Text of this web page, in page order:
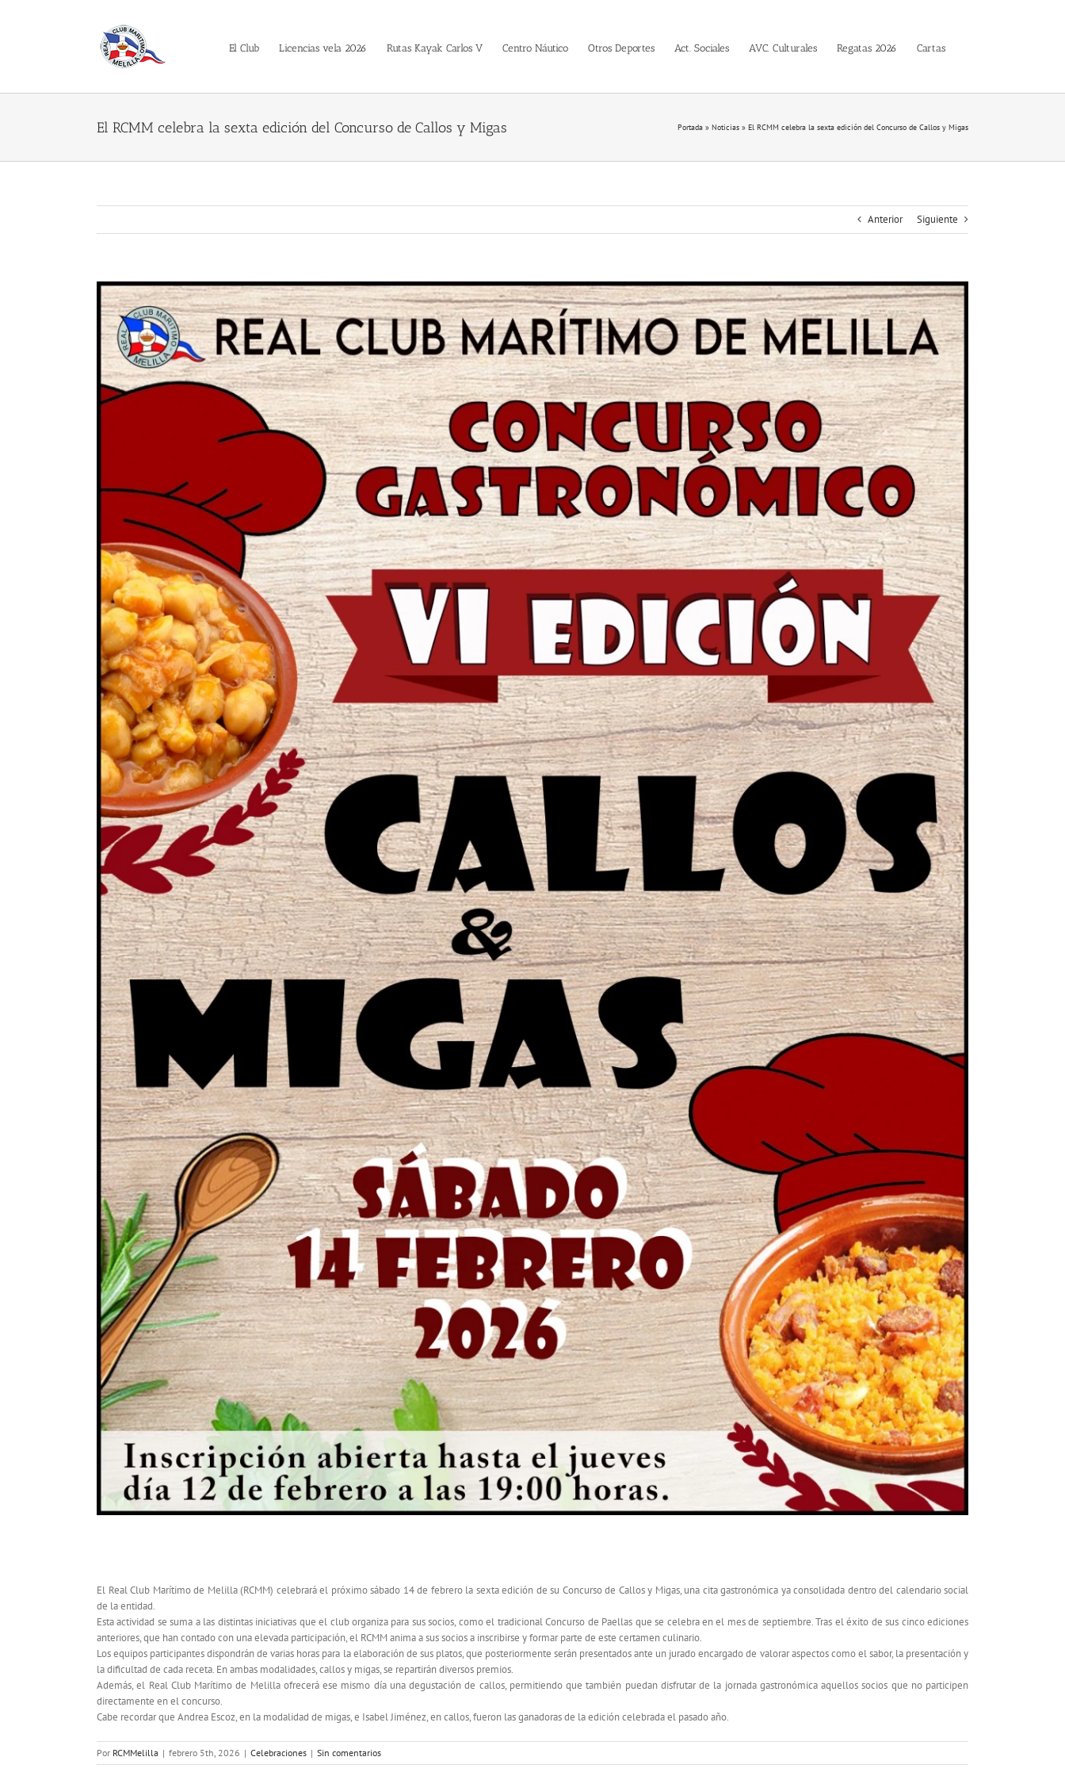
El Club Licencias vela 2026 Rutas Kayak Carlos V Centro Náutico Otros Deportes Act. Sociales AVC. Culturales Regatas 2026 Cartas
El RCMM celebra la sexta edición del Concurso de Callos y Migas Portada » Noticias » El RCMM celebra la sexta edición del Concurso de Callos y Migas
Anterior Siguiente
Ver
imagen
más
grande
El Real Club Marítimo de Melilla (RCMM) celebrará el próximo sábado 14 de febrero la sexta edición de su Concurso de Callos y Migas, una cita gastronómica ya consolidada dentro del calendario social
de la entidad.
Esta actividad se suma a las distintas iniciativas que el club organiza para sus socios, como el tradicional Concurso de Paellas que se celebra en el mes de septiembre. Tras el éxito de sus cinco ediciones
anteriores, que han contado con una elevada participación, el RCMM anima a sus socios a inscribirse y formar parte de este certamen culinario.
Los equipos participantes dispondrán de varias horas para la elaboración de sus platos, que posteriormente serán presentados ante un jurado encargado de valorar aspectos como el sabor, la presentación y
la dificultad de cada receta. En ambas modalidades, callos y migas, se repartirán diversos premios.
Además, el Real Club Marítimo de Melilla ofrecerá ese mismo día una degustación de callos, permitiendo que también puedan disfrutar de la jornada gastronómica aquellos socios que no participen
directamente en el concurso.
Cabe recordar que Andrea Escoz, en la modalidad de migas, e Isabel Jiménez, en callos, fueron las ganadoras de la edición celebrada el pasado año.
Por RCMMelilla | febrero 5th, 2026 | Celebraciones | Sin comentarios